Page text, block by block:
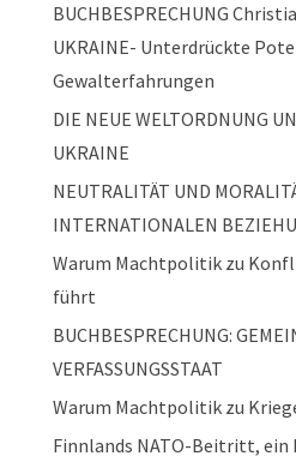
BUCHBESPRECHUNG
UKRAINE- Unterdrückte
Gewalterfahrungen
DIE NEUE WELTORDNUNG
UKRAINE
NEUTRALITÄT UND
INTERNATIONALEN
Warum Machtpolitik zu
führt
BUCHBESPRECHUNG:
VERFASSUNGSSTAAT
Warum Machtpolitik zu
Finnlands NATO-Beitritt, ein